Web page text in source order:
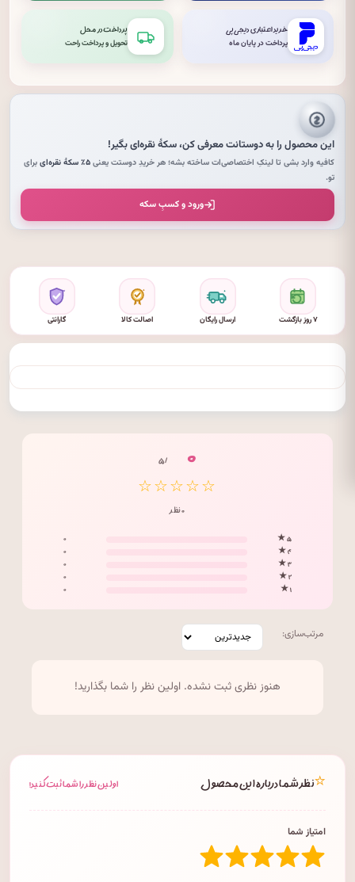
خرید اعتباری دیجی‌پی
پرداخت در پایان ماه
پرداخت در محل
تحویل و پرداخت راحت
این محصول را به دوستانت معرفی کن،سکهٔ نقره‌ایبگیر!
کافیه وارد بشی تا لینکِ اختصاصی‌ات ساخته بشه؛ هر خریدِ دوستت یعنی۵٪ سکهٔ نقره‌ای
برای
تو.
ورود و کسبِ سکه
۷ روز بازگشت ارسال رایگان اصالت کالا گارانتی
۰ / ۵
☆☆☆☆☆
۰ نظر
۵ ★
۰
۴ ★
۰
۳ ★
۰
۲ ★
۰
۱ ★
۰
مرتب‌سازی:
هنوز نظری ثبت نشده. اولین نظر را شما بگذارید!
⭐نظر شما درباره این محصول اولین نظر را شما ثبت کنید!
امتیاز شما